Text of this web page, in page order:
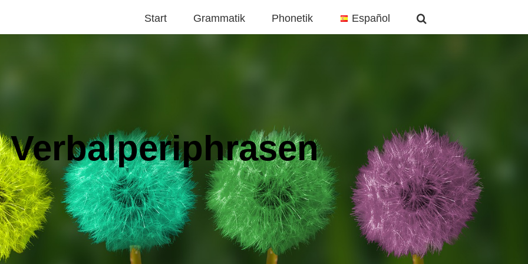
Start Grammatik Phonetik Español
Verbalperiphrasen